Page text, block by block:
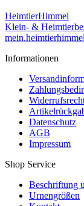
HeimtierHimmel
Klein- &
Informationen
Datenschutz
AGB
Impressum
Shop Service
Beschriftung
Urnengrößen